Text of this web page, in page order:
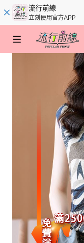
流行前線
立刻使用官方APP